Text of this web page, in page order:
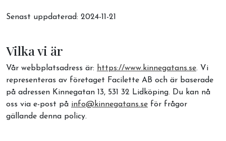
Senast uppdaterad: 2024-11-21
Vilka vi är
Vår webbplatsadress är: https://www.kinnegatans.se. Vi
representeras av företaget Facilette AB och är baserade
på adressen Kinnegatan 13, 531 32 Lidköping. Du kan nå
oss via e-post på info@kinnegatans.se för frågor
gällande denna policy.